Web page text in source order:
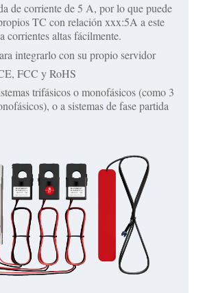
de corriente de 5 A, por lo que puede
TC con relación xxx:5A a este
corrientes altas fácilmente.
integrarlo con su propio servidor
FCC y RoHS
trifásicos o monofásicos (como 3
o a sistemas de fase partida